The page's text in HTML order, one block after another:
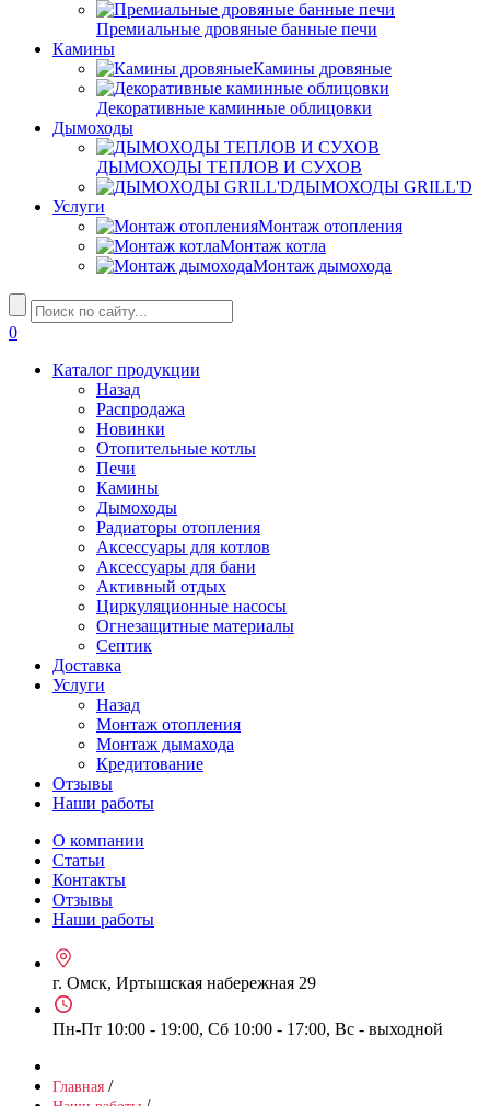
Премиальные дровяные банные печи
Камины
Камины дровяные
Декоративные каминные облицовки
Дымоходы
ДЫМОХОДЫ ТЕПЛОВ И СУХОВ
ДЫМОХОДЫ GRILL'D
Услуги
Монтаж отопления
Монтаж котла
Монтаж дымохода
0
Каталог продукции
Назад
Распродажа
Новинки
Отопительные котлы
Печи
Камины
Дымоходы
Радиаторы отопления
Аксессуары для котлов
Аксессуары для бани
Активный отдых
Циркуляционные насосы
Огнезащитные материалы
Септик
Доставка
Услуги
Назад
Монтаж отопления
Монтаж дымахода
Кредитование
Отзывы
Наши работы
О компании
Статьи
Контакты
Отзывы
Наши работы
г. Омск, Иртышская набережная 29
Пн-Пт 10:00 - 19:00, Сб 10:00 - 17:00, Вс - выходной
Главная /